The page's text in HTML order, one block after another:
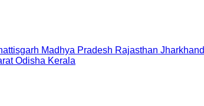
Madhya Pradesh Rajasthan Jharkhand
Odisha Kerala